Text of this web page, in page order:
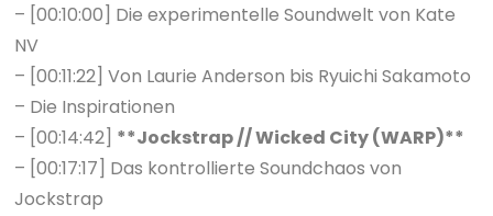
– [00:10:00] Die experimentelle Soundwelt von Kate
NV
– [00:11:22] Von Laurie Anderson bis Ryuichi Sakamoto
– Die Inspirationen
– [00:14:42] **Jockstrap // Wicked City (WARP)**
– [00:17:17] Das kontrollierte Soundchaos von
Jockstrap